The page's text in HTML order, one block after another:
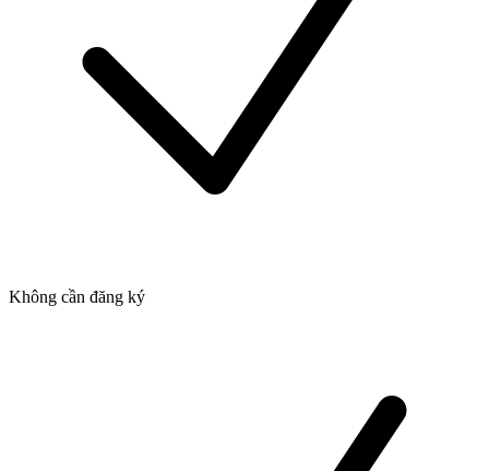
Không cần đăng ký